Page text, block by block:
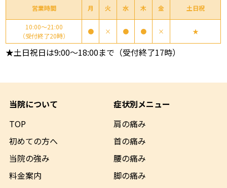
営業時間 月 火 水 木 金 土日祝
10:00～21:00
（受付終了20時）
● × ● ● × ★
★土日祝日は9:00～18:00まで（受付終了17時）
当院について
TOP
初めての方へ
当院の強み
料金案内
症状別メニュー
肩の痛み
首の痛み
腰の痛み
脚の痛み